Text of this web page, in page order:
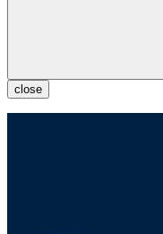
close